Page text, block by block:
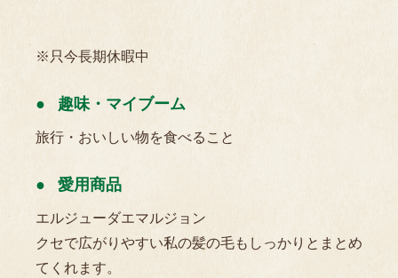
※只今長期休暇中
趣味・マイブーム
旅行・おいしい物を食べること
愛用商品
エルジューダエマルジョン
クセで広がりやすい私の髪の毛もしっかりとまとめ
てくれます。